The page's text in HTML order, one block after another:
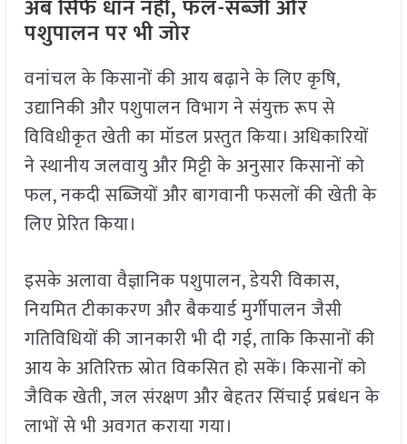
अब सिर्फ धान नहीं, फल-सब्जी और
पशुपालन पर भी जोर
वनांचल के किसानों की आय बढ़ाने के लिए कृषि,
उद्यानिकी और पशुपालन विभाग ने संयुक्त रूप से
विविधीकृत खेती का मॉडल प्रस्तुत किया। अधिकारियों
ने स्थानीय जलवायु और मिट्टी के अनुसार किसानों को
फल, नकदी सब्जियों और बागवानी फसलों की खेती के
लिए प्रेरित किया।
इसके अलावा वैज्ञानिक पशुपालन, डेयरी विकास,
नियमित टीकाकरण और बैकयार्ड मुर्गीपालन जैसी
गतिविधियों की जानकारी भी दी गई, ताकि किसानों की
आय के अतिरिक्त स्रोत विकसित हो सकें। किसानों को
जैविक खेती, जल संरक्षण और बेहतर सिंचाई प्रबंधन के
लाभों से भी अवगत कराया गया।